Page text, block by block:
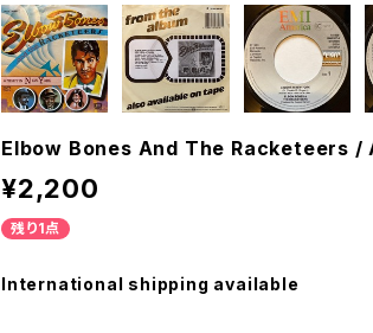
Elbow Bones And The Racketeers /
¥2,200
残り1点
International shipping available